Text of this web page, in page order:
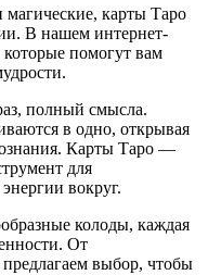
карты Таро
В нашем интернет-
помогут вам
полный смысла.
в одно, открывая
Карты Таро —
для
вокруг.
колоды, каждая
От
выбор, чтобы